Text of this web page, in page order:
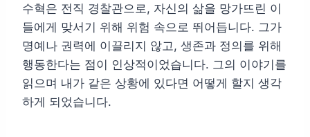
수혁은 전직 경찰관으로, 자신의 삶을 망가뜨린 이
들에게 맞서기 위해 위험 속으로 뛰어듭니다. 그가
명예나 권력에 이끌리지 않고, 생존과 정의를 위해
행동한다는 점이 인상적이었습니다. 그의 이야기를
읽으며 내가 같은 상황에 있다면 어떻게 할지 생각
하게 되었습니다.